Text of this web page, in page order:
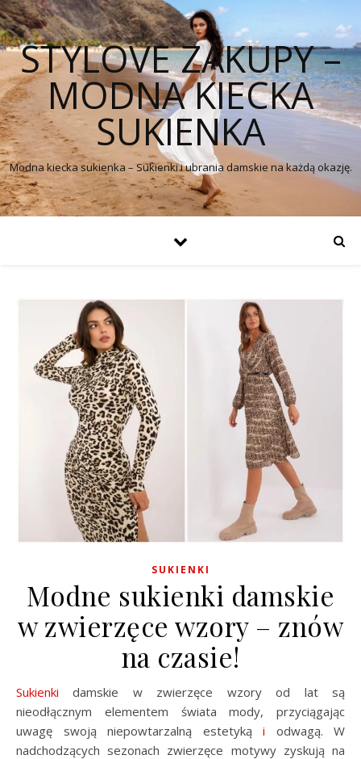
STYLOVE ZAKUPY –
MODNA KIECKA
SUKIENKA
Modna kiecka sukienka – Sukienki i ubrania damskie na każdą okazję.
SUKIENKI
Modne sukienki damskie
w zwierzęce wzory – znów
na czasie!
Sukienki damskie w zwierzęce wzory od lat są
nieodłącznym elementem świata mody, przyciągając
uwagę swoją niepowtarzalną estetyką i odwagą. W
nadchodzących sezonach zwierzęce motywy zyskują na